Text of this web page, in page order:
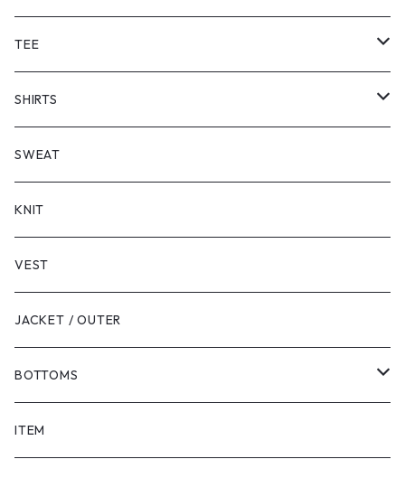
TEE
SHORT SLEEVE
LONG SLEEVE
SHIRTS
SHORT SLEEVE
LONG SLEEVE
SWEAT
KNIT
VEST
JACKET / OUTER
BOTTOMS
SHORTS
ITEM